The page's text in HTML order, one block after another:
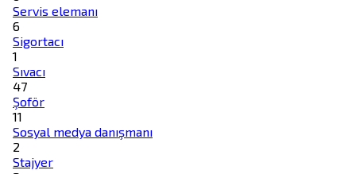
Servis elemanı
6
Sigortacı
1
Sıvacı
47
Şoför
11
Sosyal medya danışmanı
2
Stajyer